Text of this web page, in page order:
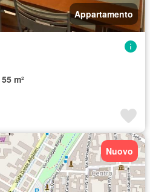
Appartamento
55 m²
Nuovo